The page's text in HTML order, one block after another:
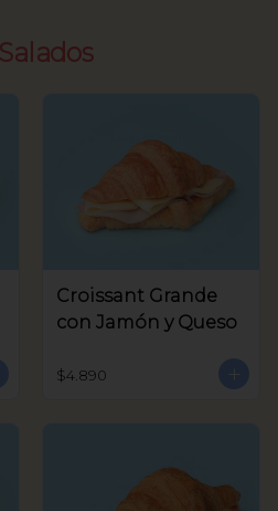
Croissant Grande
con Jamón y Queso
$4.890